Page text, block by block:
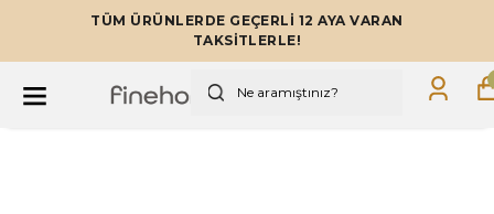
TÜM ÜRÜNLERDE GEÇERLİ 12 AYA VARAN
TAKSİTLERLE!